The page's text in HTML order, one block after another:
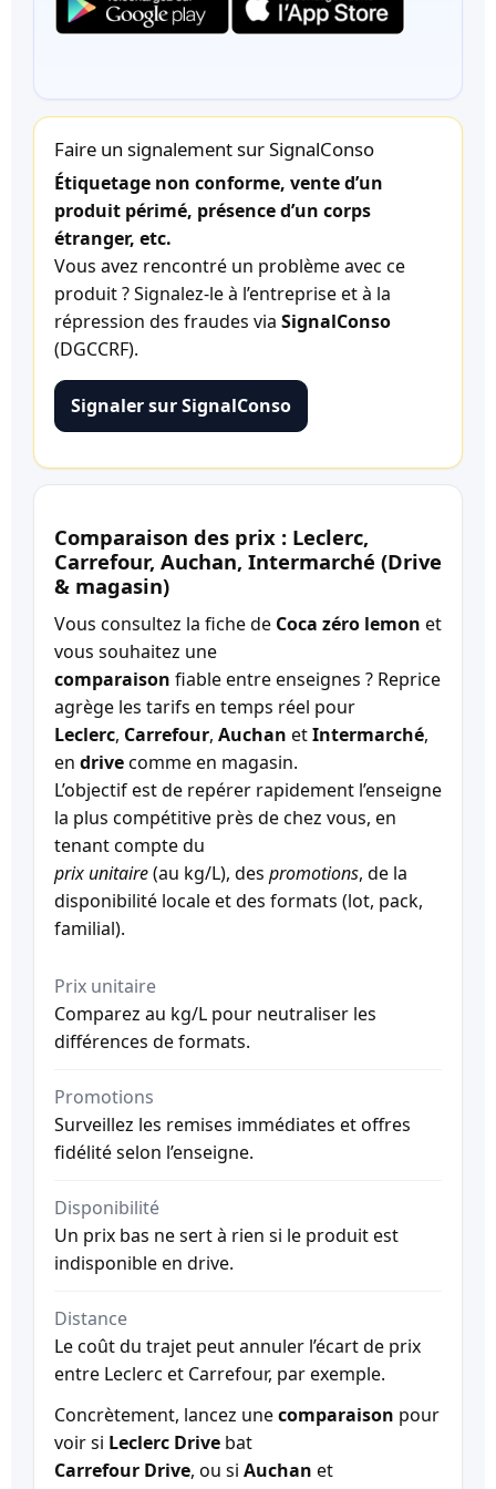
Faire un signalement sur SignalConso
Étiquetage non conforme, vente d’un
produit périmé, présence d’un corps
étranger, etc.
Vous avez rencontré un problème avec ce
produit ? Signalez-le à l’entreprise et à la
répression des fraudes via SignalConso
(DGCCRF).
Signaler sur SignalConso
Comparaison des prix : Leclerc,
Carrefour, Auchan, Intermarché (Drive
& magasin)
Vous consultez la fiche de Coca zéro lemon et
vous souhaitez une
comparaison fiable entre enseignes ? Reprice
agrège les tarifs en temps réel pour
Leclerc, Carrefour, Auchan etIntermarché,
en drivecomme en magasin.
L’objectif est de repérer rapidement l’enseigne
la plus compétitive près de chez vous, en
tenant compte du
prix unitaire(au kg/L), des promotions, de la
disponibilité locale et des formats (lot, pack,
familial).
Prix unitaire
Comparez au kg/L pour neutraliser les
différences de formats.
Promotions
Surveillez les remises immédiates et offres
fidélité selon l’enseigne.
Disponibilité
Un prix bas ne sert à rien si le produit est
indisponible en drive.
Distance
Le coût du trajet peut annuler l’écart de prix
entre Leclerc et Carrefour, par exemple.
Concrètement, lancez unecomparaison pour
voir si Leclerc Drive bat
Carrefour Drive, ou si Auchan et